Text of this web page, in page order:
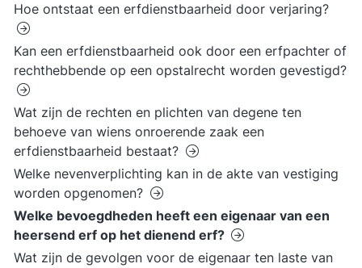
Hoe ontstaat een erfdienstbaarheid door verjaring?
Kan een erfdienstbaarheid ook door een erfpachter of
rechthebbende op een opstalrecht worden gevestigd?
Wat zijn de rechten en plichten van degene ten
behoeve van wiens onroerende zaak een
erfdienstbaarheid bestaat?
Welke nevenverplichting kan in de akte van vestiging
worden opgenomen?
Welke bevoegdheden heeft een eigenaar van een
heersend erf op het dienend erf?
Wat zijn de gevolgen voor de eigenaar ten laste van